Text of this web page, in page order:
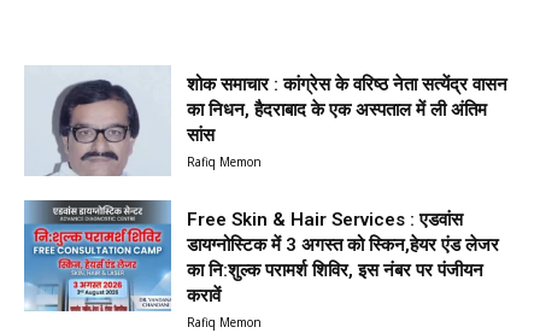
शोक समाचार : कांग्रेस के वरिष्ठ नेता सत्येंद्र वासन
का निधन, हैदराबाद के एक अस्पताल में ली अंतिम
सांस
Rafiq Memon
Free Skin & Hair Services : एडवांस
डायग्नोस्टिक में 3 अगस्त को स्किन,हेयर एंड लेजर
का नि:शुल्क परामर्श शिविर, इस नंबर पर पंजीयन
करावें
Rafiq Memon